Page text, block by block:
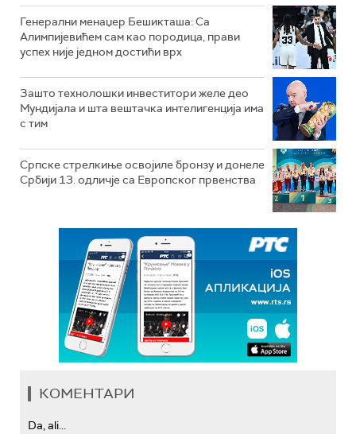
Генерални менаџер Бешикташа: Са
Алимпијевићем сам као породица, прави
успех није једном достићи врх
Зашто технолошки инвеститори желе део
Мундијала и шта вештачка интелигенција има
с тим
Српске стрелкиње освојиле бронзу и донеле
Србији 13. одличје са Европског првенства
КОМЕНТАРИ
Da, ali...